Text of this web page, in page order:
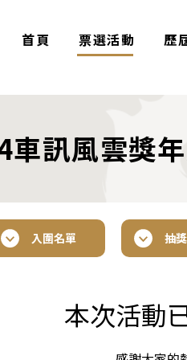
首頁 票選活動 歷
訊風雲獎
入圍名單 抽
本次活動